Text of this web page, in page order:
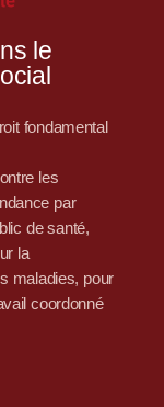
le
fondamental
les
par
de santé,
la
maladies, pour
coordonné